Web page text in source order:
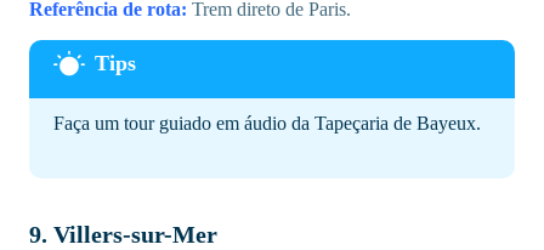
Referência de rota: Trem direto de Paris.
Faça um tour guiado em áudio da Tapeçaria de Bayeux.
9. Villers-sur-Mer